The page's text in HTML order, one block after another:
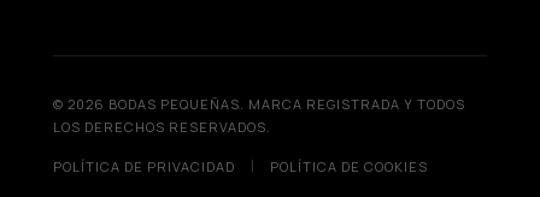
© 2026 BODAS PEQUEÑAS. MARCA REGISTRADA Y TODOS
LOS DERECHOS RESERVADOS.
POLÍTICA DE PRIVACIDAD | POLÍTICA DE COOKIES